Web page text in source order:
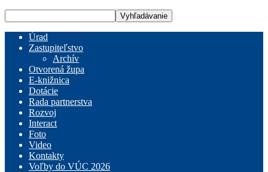
Úrad
Zastupiteľstvo
Archív
Otvorená župa
E-knižnica
Dotácie
Rada partnerstva
Rozvoj
Interact
Foto
Video
Kontakty
Voľby do VÚC 2026